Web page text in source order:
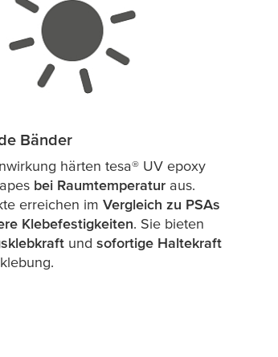
Bänder
härten tesa® UV epoxy
bei Raumtemperatur aus.
erreichen im Vergleich zu PSAs
Klebefestigkeiten. Sie bieten
und sofortige Haltekraft